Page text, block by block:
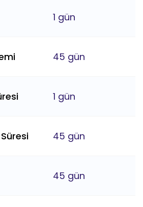
1 gün
45 gün
1 gün
45 gün
45 gün